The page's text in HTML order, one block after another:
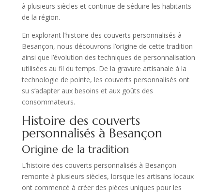
à plusieurs siècles et continue de séduire les habitants
de la région.
En explorant l’histoire des couverts personnalisés à
Besançon, nous découvrons l’origine de cette tradition
ainsi que l’évolution des techniques de personnalisation
utilisées au fil du temps. De la gravure artisanale à la
technologie de pointe, les couverts personnalisés ont
su s’adapter aux besoins et aux goûts des
consommateurs.
Histoire des couverts
personnalisés à Besançon
Origine de la tradition
L’histoire des couverts personnalisés à Besançon
remonte à plusieurs siècles, lorsque les artisans locaux
ont commencé à créer des pièces uniques pour les